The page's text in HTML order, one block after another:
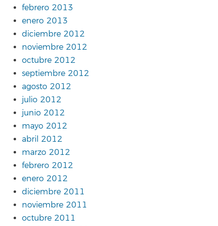
febrero 2013
enero 2013
diciembre 2012
noviembre 2012
octubre 2012
septiembre 2012
agosto 2012
julio 2012
junio 2012
mayo 2012
abril 2012
marzo 2012
febrero 2012
enero 2012
diciembre 2011
noviembre 2011
octubre 2011